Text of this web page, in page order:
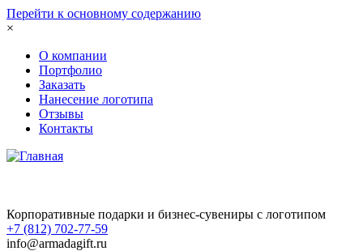
Перейти к основному содержанию
×
О компании
Портфолио
Заказать
Нанесение логотипа
Отзывы
Контакты
Корпоративные подарки и бизнес-сувениры с логотипом
+7 (812) 702-77-59
info@armadagift.ru